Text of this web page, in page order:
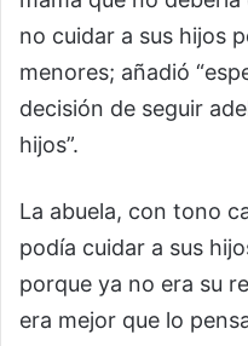
no cuidar a sus hijos
menores; añadió
decisión de seguir
hijos”.
La abuela, con tono
podía cuidar a sus
porque ya no era su
era mejor que lo